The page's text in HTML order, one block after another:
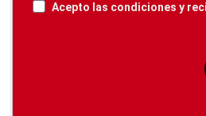
Acepto las condiciones y